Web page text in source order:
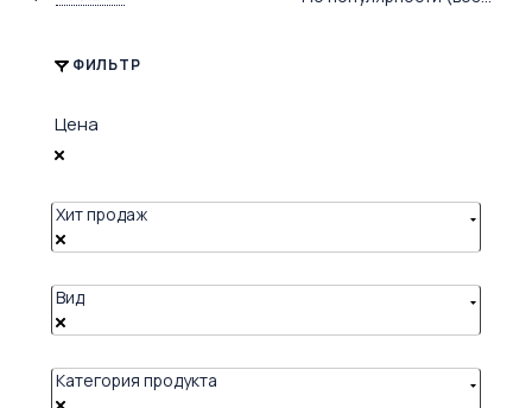
ФИЛЬТР
Цена
Хит продаж
Вид
Категория продукта